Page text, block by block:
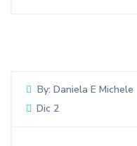
By: Daniela E Michele
Dic 2